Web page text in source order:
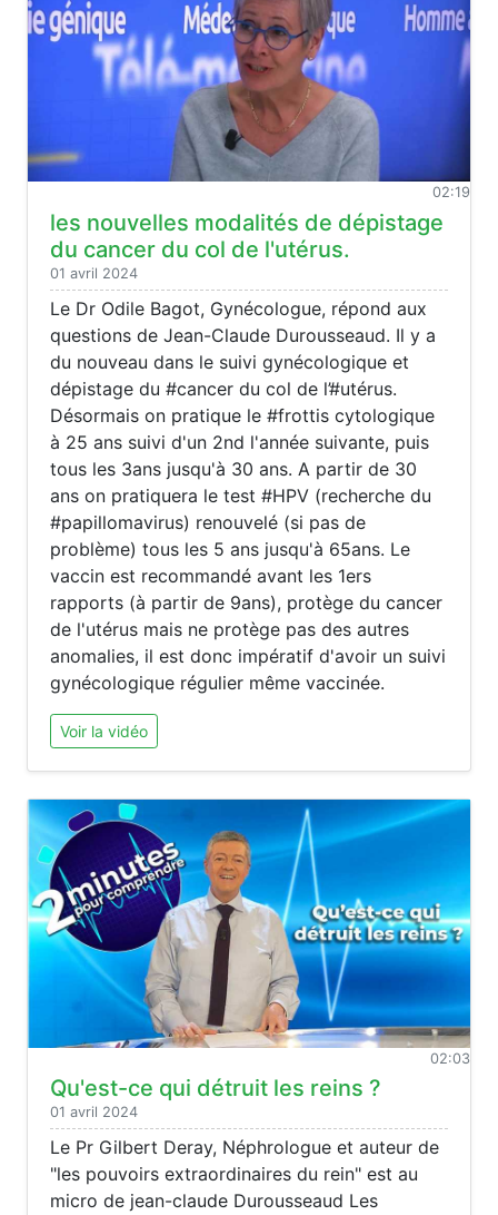
02:19
les nouvelles modalités de dépistage
du cancer du col de l'utérus.
01 avril 2024
Le Dr Odile Bagot, Gynécologue, répond aux
questions de Jean-Claude Durousseaud. Il y a
du nouveau dans le suivi gynécologique et
dépistage du #cancer du col de l’#utérus.
Désormais on pratique le #frottis cytologique
à 25 ans suivi d'un 2nd l'année suivante, puis
tous les 3ans jusqu'à 30 ans. A partir de 30
ans on pratiquera le test #HPV (recherche du
#papillomavirus) renouvelé (si pas de
problème) tous les 5 ans jusqu'à 65ans. Le
vaccin est recommandé avant les 1ers
rapports (à partir de 9ans), protège du cancer
de l'utérus mais ne protège pas des autres
anomalies, il est donc impératif d'avoir un suivi
gynécologique régulier même vaccinée.
Voir la vidéo
02:03
Qu'est-ce qui détruit les reins ?
01 avril 2024
Le Pr Gilbert Deray, Néphrologue et auteur de
"les pouvoirs extraordinaires du rein" est au
micro de jean-claude Durousseaud Les